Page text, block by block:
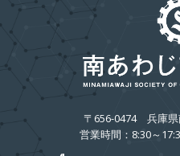
〒656-0474 兵庫
営業時間：8:30～